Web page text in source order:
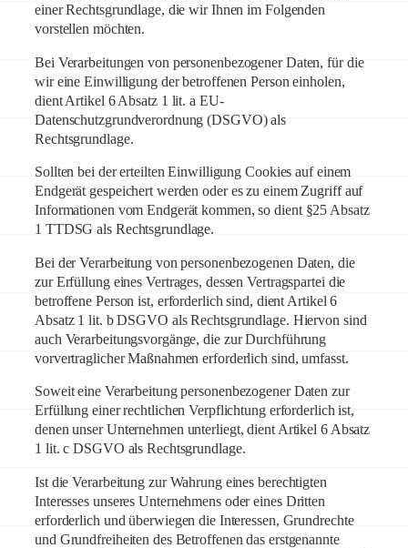
einer Rechtsgrundlage, die wir Ihnen im Folgenden
vorstellen möchten.
Bei Verarbeitungen von personenbezogener Daten, für die
wir eine Einwilligung der betroffenen Person einholen,
dient Artikel 6 Absatz 1 lit. a EU-
Datenschutzgrundverordnung (DSGVO) als
Rechtsgrundlage.
Sollten bei der erteilten Einwilligung Cookies auf einem
Endgerät gespeichert werden oder es zu einem Zugriff auf
Informationen vom Endgerät kommen, so dient §25 Absatz
1 TTDSG als Rechtsgrundlage.
Bei der Verarbeitung von personenbezogenen Daten, die
zur Erfüllung eines Vertrages, dessen Vertragspartei die
betroffene Person ist, erforderlich sind, dient Artikel 6
Absatz 1 lit. b DSGVO als Rechtsgrundlage. Hiervon sind
auch Verarbeitungsvorgänge, die zur Durchführung
vorvertraglicher Maßnahmen erforderlich sind, umfasst.
Soweit eine Verarbeitung personenbezogener Daten zur
Erfüllung einer rechtlichen Verpflichtung erforderlich ist,
denen unser Unternehmen unterliegt, dient Artikel 6 Absatz
1 lit. c DSGVO als Rechtsgrundlage.
Ist die Verarbeitung zur Wahrung eines berechtigten
Interesses unseres Unternehmens oder eines Dritten
erforderlich und überwiegen die Interessen, Grundrechte
und Grundfreiheiten des Betroffenen das erstgenannte